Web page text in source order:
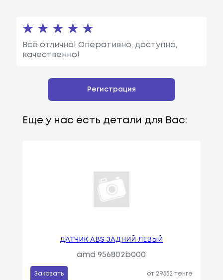
Всё отлично! Оперативно, доступно,
качественно!
Регистрация
Еще у нас есть детали для Вас:
ДАТЧИК ABS ЗАДНИЙ ЛЕВЫЙ
amd 956802b000
Заказать от 29552 тенге